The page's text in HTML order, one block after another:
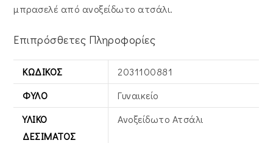
μπρασελέ από ανοξείδωτο ατσάλι.
Επιπρόσθετες Πληροφορίες
ΚΩΔΙΚΌΣ
2031100881
ΦΎΛΟ
Γυναικείο
ΥΛΙΚΌ
ΔΕΣΊΜΑΤΟΣ
Ανοξείδωτο Ατσάλι